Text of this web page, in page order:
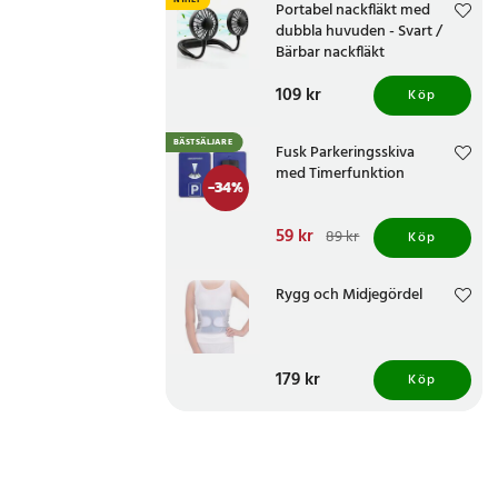
Portabel nackfläkt med
dubbla huvuden - Svart /
Bärbar nackfläkt
Pris :109 kr
109 kr Köp
-34%
BÄSTSÄLJARE
Fusk Parkeringsskiva
med Timerfunktion
Nuvarande pris
Tidigare pris 89 kr
59 kr 89 kr Köp
Rygg och Midjegördel
Pris :179 kr
179 kr Köp